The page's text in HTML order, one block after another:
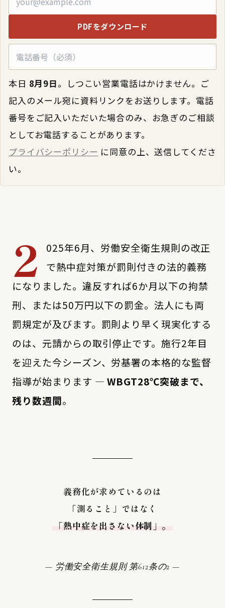
PDFをダウンロード
本日 8月9日。しつこい営業電話はかけません。ご
記入のメール宛に資料リンクをお送りします。電話
番号をご記入いただいた場合のみ、お急ぎのご相談
としてお電話することがあります。
プライバシーポリシー に同意の上、送信してくださ
い。
2
025年6月、労働安全衛生規則の改正
で熱中症対策が罰則付きの法的義務
になりました。違反すれば6か月以下の拘禁
刑、または50万円以下の罰金。法人にも両
罰規定が及びます。罰則より早く現実化する
のは、元請からの取引停止です。施行2年目
を迎えた今シーズン、労基署の本格的な監督
指導が始まります —WBGT28℃突破まで、
残り数週間。
義務化が求めているのは
「測ること」ではなく
「熱中症を出さない体制」。
— 労働安全衛生規則 第612条の2 —